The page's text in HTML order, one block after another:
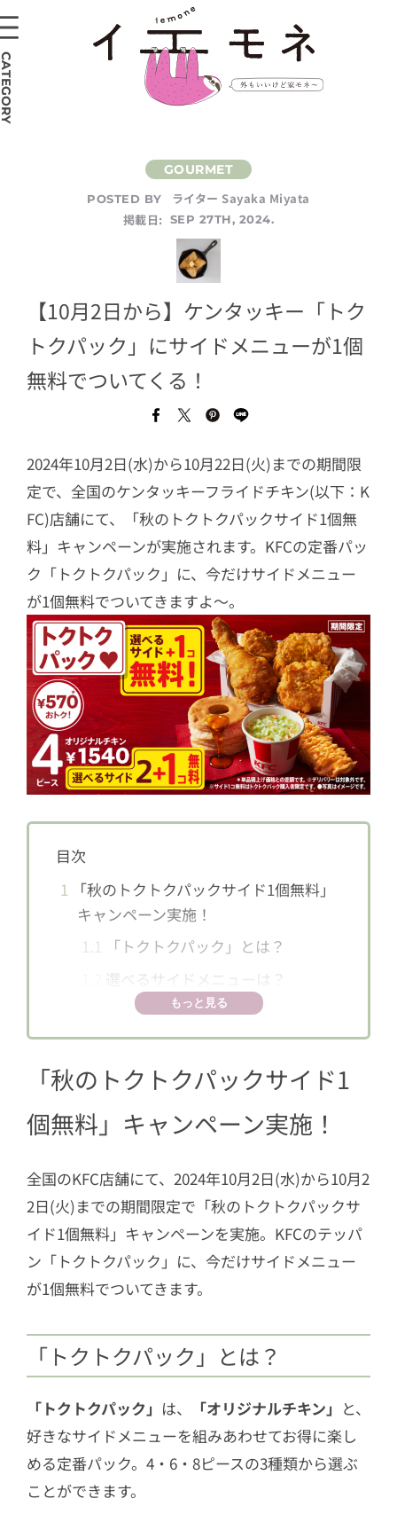
POSTED BY
ライター Sayaka Miyata
掲載日:
SEP 27TH, 2024.
【10月2日から】ケンタッキー「トク
トクパック」にサイドメニューが1個
無料でついてくる！
2024年10月2日(水)から10月22日(火)までの期間限
定で、全国のケンタッキーフライドチキン(以下：K
FC)店舗にて、「秋のトクトクパックサイド1個無
料」キャンペーンが実施されます。KFCの定番パッ
ク「トクトクパック」に、今だけサイドメニュー
が1個無料でついてきますよ～。
目次
1
「秋のトクトクパックサイド1個無料」
キャンペーン実施！
1.1 「トクトクパック」とは？
選べるサイドメニューは？
もっと見る
「秋のトクトクパックサイド1
個無料」キャンペーン実施！
全国のKFC店舗にて、2024年10月2日(水)から10月2
2日(火)までの期間限定で「秋のトクトクパックサ
イド1個無料」キャンペーンを実施。KFCのテッパ
ン「トクトクパック」に、今だけサイドメニュー
が1個無料でついてきます。
「トクトクパック」とは？
「トクトクパック」 は、 「オリジナルチキン」 と、
好きなサイドメニューを組みあわせてお得に楽し
める定番パック。4・6・8ピースの3種類から選ぶ
ことができます。